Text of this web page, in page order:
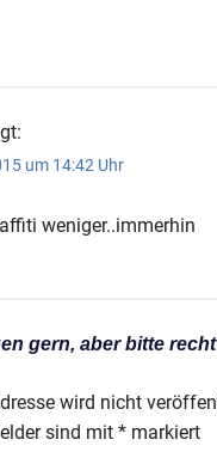
um 14:42 Uhr
weniger..immerhin
gern, aber bitte
wird nicht
sind mit * markiert